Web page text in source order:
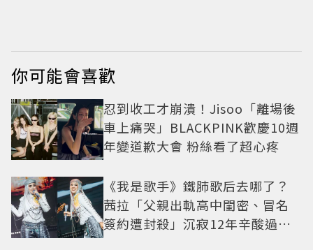
你可能會喜歡
忍到收工才崩潰！Jisoo「離場後
車上痛哭」BLACKPINK歡慶10週
年變道歉大會 粉絲看了超心疼
《我是歌手》鐵肺歌后去哪了？
茜拉「父親出軌高中閨密、冒名
簽約遭封殺」沉寂12年辛酸過往